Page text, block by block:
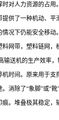
时对人力资源的占
提供了一种机动、
况下仍能安全移动
料网带，塑料链网，
输送机的生产效率
时间。原来用于支
消除了“象脚”或“
痕。堆叠极其稳定，